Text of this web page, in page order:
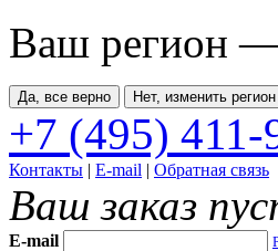
Ваш регион
Да, все верно Нет, изменить регион
+7 (495) 411-
Контакты | E-mail | Обратная связь
Ваш заказ
E-mail